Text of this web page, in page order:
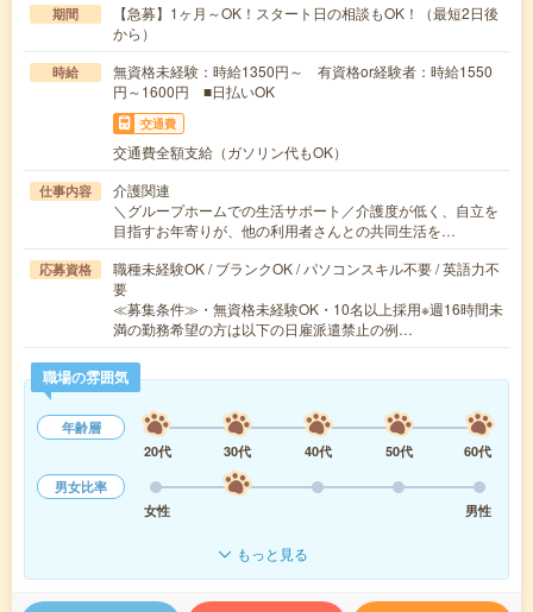
期間
【急募】1ヶ月～OK！スタート日の相談もOK！（最短2日後
から）
時給
無資格未経験：時給1350円～ 有資格or経験者：時給1550
円～1600円 ■日払いOK
交通費
交通費全額支給（ガソリン代もOK）
仕事内容
介護関連
＼グループホームでの生活サポート／介護度が低く、自立を
目指すお年寄りが、他の利用者さんとの共同生活を…
応募資格
職種未経験OK / ブランクOK / パソコンスキル不要 / 英語力不
要
≪募集条件≫・無資格未経験OK・10名以上採用※週16時間未
満の勤務希望の方は以下の日雇派遣禁止の例…
職場の雰囲気
年齢層
20代
30代 40代 50代
60代
男女比率
女性
男性
もっと見る